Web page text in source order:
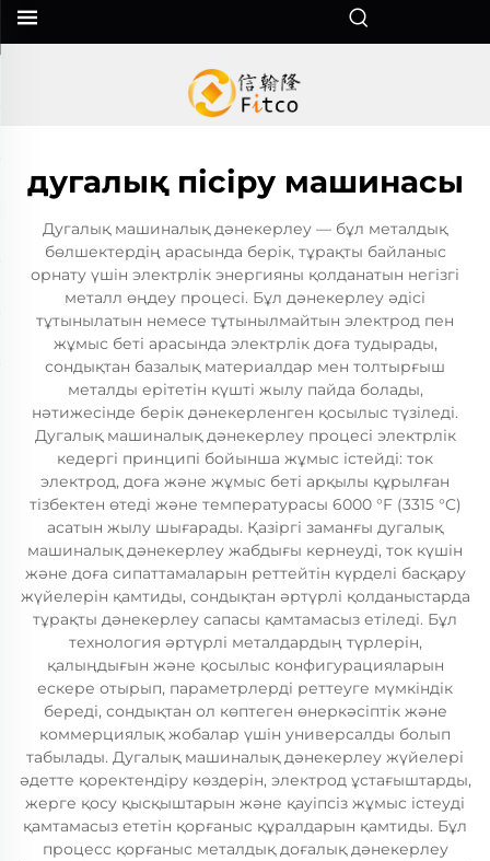
дугалық пісіру машинасы
Дугалық машиналық дәнекерлеу — бұл металдық
бөлшектердің арасында берік, тұрақты байланыс
орнату үшін электрлік энергияны қолданатын негізгі
металл өңдеу процесі. Бұл дәнекерлеу әдісі
тұтынылатын немесе тұтынылмайтын электрод пен
жұмыс беті арасында электрлік доға тудырады,
сондықтан базалық материалдар мен толтырғыш
металды ерітетін күшті жылу пайда болады,
нәтижесінде берік дәнекерленген қосылыс түзіледі.
Дугалық машиналық дәнекерлеу процесі электрлік
кедергі принципі бойынша жұмыс істейді: ток
электрод, доға және жұмыс беті арқылы құрылған
тізбектен өтеді және температурасы 6000 °F (3315 °C)
асатын жылу шығарады. Қазіргі заманғы дугалық
машиналық дәнекерлеу жабдығы кернеуді, ток күшін
және доға сипаттамаларын реттейтін күрделі басқару
жүйелерін қамтиды, сондықтан әртүрлі қолданыстарда
тұрақты дәнекерлеу сапасы қамтамасыз етіледі. Бұл
технология әртүрлі металдардың түрлерін,
қалыңдығын және қосылыс конфигурацияларын
ескере отырып, параметрлерді реттеуге мүмкіндік
береді, сондықтан ол көптеген өнеркәсіптік және
коммерциялық жобалар үшін универсалды болып
табылады. Дугалық машиналық дәнекерлеу жүйелері
әдетте қоректендіру көздерін, электрод ұстағыштарды,
жерге қосу қысқыштарын және қауіпсіз жұмыс істеуді
қамтамасыз ететін қорғаныс құралдарын қамтиды. Бұл
процесс қорғаныс металдық доғалық дәнекерлеу